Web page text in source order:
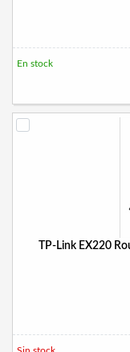
En stock
TP-Link EX220